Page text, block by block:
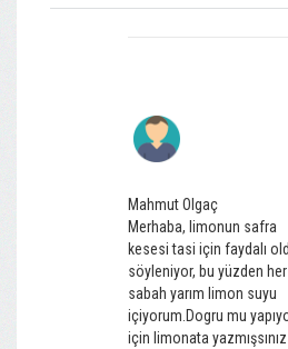
Mahmut Olgaç
Merhaba, limonun safra
kesesi tasi için faydalı
söyleniyor, bu yüzden her
sabah yarım limon suyu
içiyorum.Dogru mu
için limonata